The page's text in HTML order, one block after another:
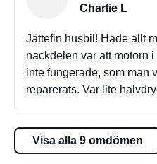
Charlie L
Jättefin husbil! Hade allt
nackdelen var att motorn
inte fungerade, som man
reparerats. Var lite
Visa alla 9 omdömen